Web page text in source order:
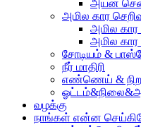
அயன்
அமில கார
அமில கார
அமில கார
சோடியம் &
நீர் மாதிரி
எண்ணெய் &
வழக்கு
நாங்கள் என்ன